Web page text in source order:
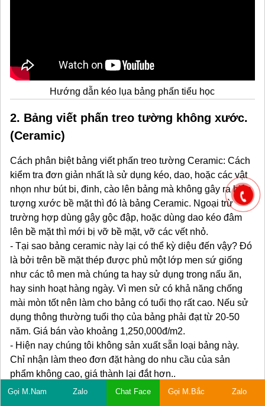
Hướng dẫn kéo lụa bảng phấn tiểu học
2. Bảng viết phấn treo tường không xước.
(Ceramic)
Cách phân biệt bảng viết phấn treo tường Ceramic: Cách
kiểm tra đơn giản nhất là sử dụng kéo, dao, hoặc các vật
nhọn như bút bi, đinh, cào lên bảng mà không gây ra hiện
tượng xước bề mặt thì đó là bảng Ceramic. Ngoại trừ
trường hợp dùng gậy gộc đập, hoặc dùng dao kéo đâm
lên bề mặt thì mới bị vỡ bề mặt, vỡ các vết nhỏ.
- Tại sao bảng ceramic này lại có thể kỳ diệu đến vậy? Đó
là bởi trên bề mặt thép được phủ một lớp men sứ giống
như các tô men mà chúng ta hay sử dụng trong nấu ăn,
hay sinh hoạt hàng ngày. Vì men sử có khả năng chống
mài mòn tốt nên làm cho bảng có tuổi thọ rất cao. Nếu sử
dụng thông thường tuổi thọ của bảng phải đạt từ 20-50
năm. Giá bán vào khoảng 1,250,000đ/m2.
- Hiện nay chúng tôi không sản xuất sẵn loại bảng này.
Chỉ nhận làm theo đơn đặt hàng do nhu cầu của sản
phẩm không cao, giá thành lại đắt hơn..
- Xuất xứ của bảng này là từ Bỉ và Nhật bản..
Gọi M.Nam Zalo Chat Face Zalo
Gọi M.Bắc